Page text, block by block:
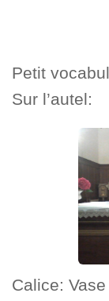
Petit
Sur l’autel:
Calice: